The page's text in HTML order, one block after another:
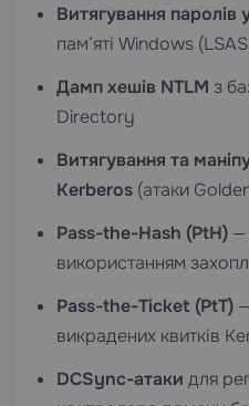
Витягування паролів
пам’яті Windows
Дамп хешів NTLM з
Directory
Витягування та
Kerberos (атаки
Pass-the-Hash (PtH) —
використанням
Pass-the-Ticket (PtT)
викрадених квитків
DCSync-атаки для